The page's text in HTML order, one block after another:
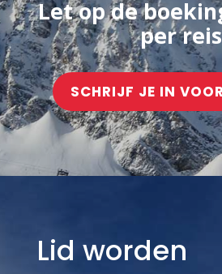
Let op de
per reis
SCHRIJF JE IN
Lid worden